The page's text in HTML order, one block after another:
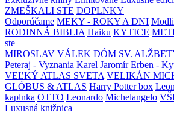
ZMEŠKALI STE DOPLNKY
Odporúčame MEKY - ROKY A DNI
RODINNÁ BIBLIA Haiku KYTICE
ste
MIROSLAV VÁLEK DÓM SV.
Peteraj - Vyznania Karel Jaromír Erben -
VEĽKÝ ATLAS SVETA VELIKÁN
GLÓBUS & ATLAS Harry Potter box
kaplnka OTTO Leonardo Michelangelo
Luxusná knižnica